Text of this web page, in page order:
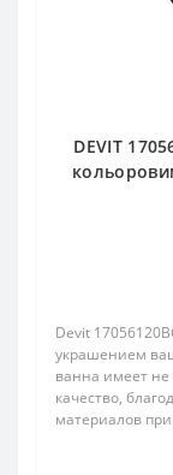
DEVIT
Devit
украшением
ванна имеет не
качество,
материалов